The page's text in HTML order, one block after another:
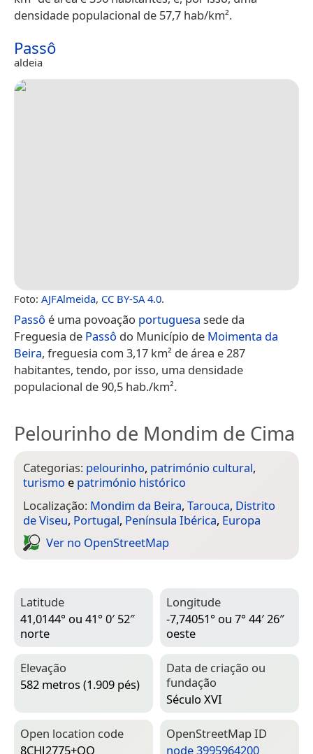
densidade populacional de 57,7 hab/km².
Passô
aldeia
Foto: AJFAlmeida, CC BY-SA 4.0.
Passô é uma povoação portuguesa sede da
Freguesia de Passô do Município de Moimenta da
Beira, freguesia com 3,17 km² de área e 287
habitantes, tendo, por isso, uma densidade
populacional de 90,5 hab./km².
Pelourinho de Mondim de Cima
Categorias: pelourinho, património cultural,
turismo e património histórico
Localização: Mondim da Beira, Tarouca, Distrito
de Viseu, Portugal, Península Ibérica, Europa
Ver no Open­Street­Map
Latitude
41,0144° ou 41° 0′ 52″
norte
Longitude
-7,74051° ou 7° 44′ 26″
oeste
Elevação
582 metros (1.909 pés)
Data de criação ou
fundação
Século XVI
Open location code
8CHJ2775+QQ
Open­Street­Map ID
node 3995964200